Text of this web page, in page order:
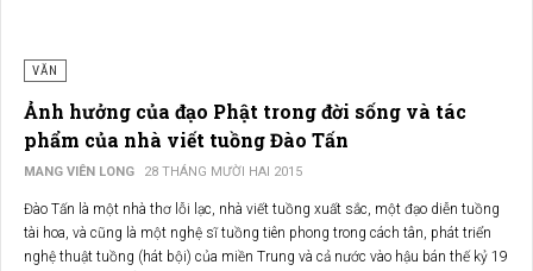
VĂN
Ảnh hưởng của đạo Phật trong đời sống và tác
phẩm của nhà viết tuồng Đào Tấn
MANG VIÊN LONG 28 THÁNG MƯỜI HAI 2015
Đào Tấn là một nhà thơ lỗi lạc, nhà viết tuồng xuất sắc, một đạo diễn tuồng
tài hoa, và cũng là một nghệ sĩ tuồng tiên phong trong cách tân, phát triển
nghệ thuật tuồng (hát bội) của miền Trung và cả nước vào hậu bán thế kỷ 19